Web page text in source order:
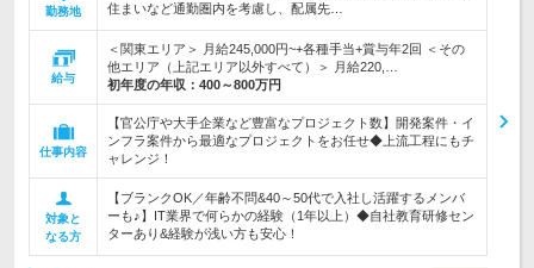
勤務地
住まいなど通勤圏内を考慮し、配属先…
給与
＜関東エリア＞ 月給245,000円~+各種手当+賞与年2回 ＜その
他エリア（上記エリア以外すべて）＞ 月給220,…
初年度の年収： 400～800万円
仕事内容
【官公庁や大手企業など豊富なプロジェクト数】開発案件・イ
ンフラ案件から最適なプロジェクトをお任せ◆上流工程にもチ
ャレンジ！
対象と
なる方
【ブランクOK／年齢不問&40～50代で入社し活躍するメンバ
ーも♪】IT業界で何らかの経験（1年以上）◆自社教育研修セン
ターあり&経験が浅い方も安心！